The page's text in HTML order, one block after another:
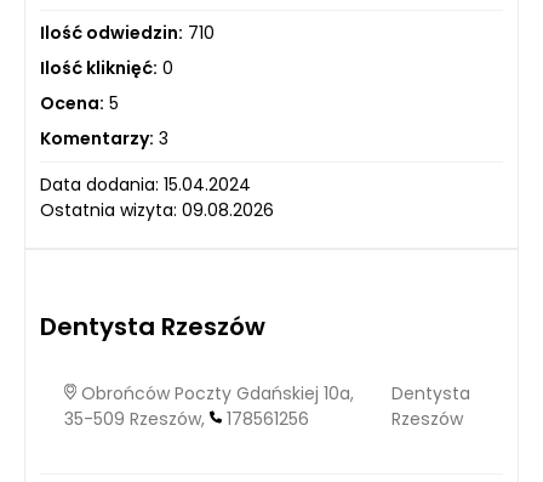
Ilość odwiedzin: 710
Ilość kliknięć: 0
Ocena: 5
Komentarzy: 3
Data dodania: 15.04.2024
Ostatnia wizyta: 09.08.2026
Dentysta Rzeszów
Obrońców Poczty Gdańskiej 10a,
35-509 Rzeszów,
178561256
Dentysta
Rzeszów